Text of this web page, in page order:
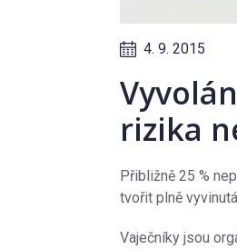
4. 9. 2015
rizika
Přibližně 25 %
tvořit plně
Vaječníky jsou